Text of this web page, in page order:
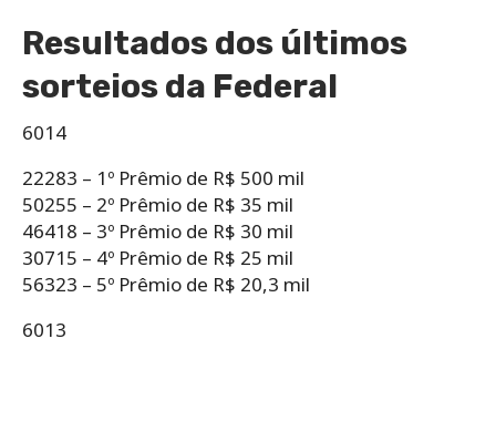
Resultados dos últimos
sorteios da Federal
6014
22283 – 1º Prêmio de R$ 500 mil
50255 – 2º Prêmio de R$ 35 mil
46418 – 3º Prêmio de R$ 30 mil
30715 – 4º Prêmio de R$ 25 mil
56323 – 5º Prêmio de R$ 20,3 mil
6013